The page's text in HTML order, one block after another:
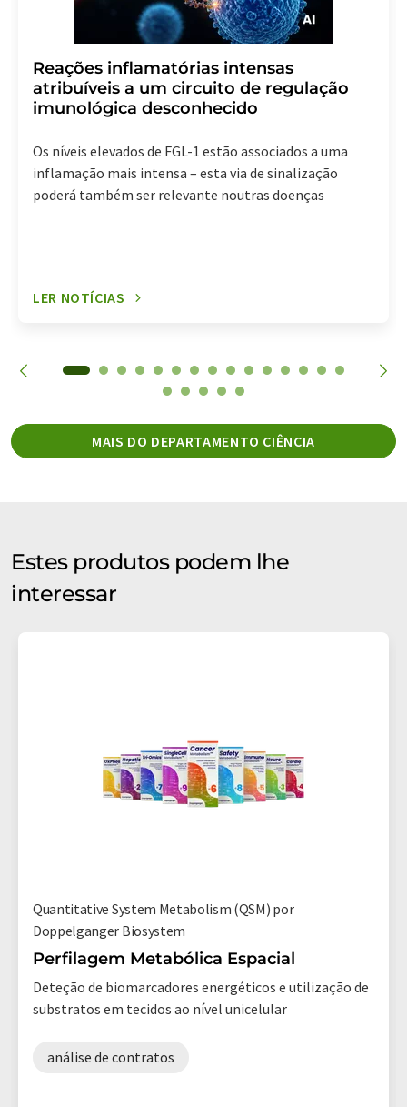
Reações inflamatórias intensas
atribuíveis a um circuito de regulação
imunológica desconhecido
Os níveis elevados de FGL-1 estão associados a uma
inflamação mais intensa – esta via de sinalização
poderá também ser relevante noutras doenças
LER NOTÍCIAS
MAIS DO DEPARTAMENTO CIÊNCIA
Estes produtos podem lhe
interessar
Quantitative System Metabolism (QSM) por
Doppelganger Biosystem
Perfilagem Metabólica Espacial
Deteção de biomarcadores energéticos e utilização de
substratos em tecidos ao nível unicelular
análise de contratos